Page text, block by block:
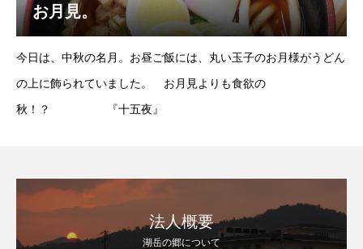
お月見。
今日は、中秋の名月。お昼ご飯には、丸い玉子のお月様がうどん
の上に飾られていました。 お月見よりも食欲の
秋！？ 『十五夜』
法人概要
湖岳の郷について